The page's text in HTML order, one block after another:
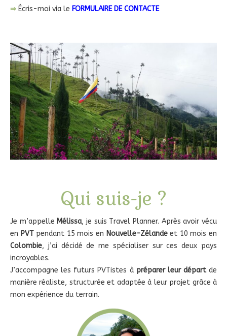
⇒ Écris-moi via le FORMULAIRE DE CONTACTE
Qui suis-je ?
Je m’appelle Mélissa, je suis Travel Planner. Après avoir vécu
en PVTpendant 15 mois en Nouvelle-Zélandeet 10 mois en
Colombie, j’ai décidé de me spécialiser sur ces deux pays
incroyables.
J’accompagne les futurs PVTistes à préparer leur départde
manière réaliste, structurée et adaptée à leur projet grâce à
mon expérience du terrain.